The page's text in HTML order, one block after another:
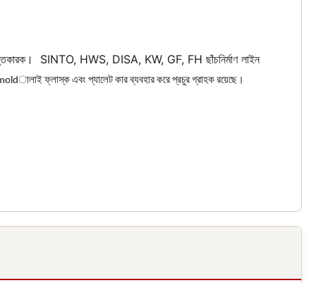
SINTO, HWS, DISA, KW, GF, FH ছাঁচনির্মাণ লাইন
ফ্লাস্ক এবং প্যালেট কার ব্যবহার করে প্রচুর গ্রাহক রয়েছে।